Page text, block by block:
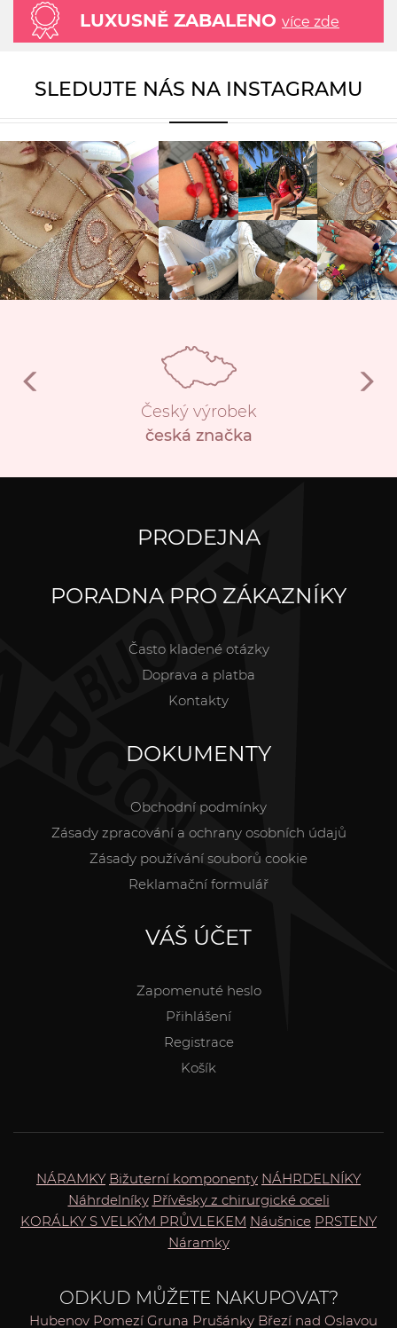
LUXUSNĚ ZABALENO více zde
SLEDUJTE NÁS NA INSTAGRAMU
Český výrobek
česká značka
PRODEJNA
PORADNA PRO ZÁKAZNÍKY
Často kladené otázky
Doprava a platba
Kontakty
DOKUMENTY
Obchodní podmínky
Zásady zpracování a ochrany osobních údajů
Zásady používání souborů cookie
Reklamační formulář
VÁŠ ÚČET
Zapomenuté heslo
Přihlášení
Registrace
Košík
NÁRAMKY Bižuterní komponenty NÁHRDELNÍKY
Náhrdelníky Přívěsky z chirurgické oceli
KORÁLKY S VELKÝM PRŮVLEKEM Náušnice PRSTENY
Náramky
ODKUD MŮŽETE NAKUPOVAT?
Hubenov Pomezí Gruna Prušánky Březí nad Oslavou